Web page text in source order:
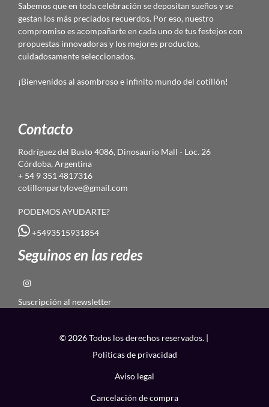
Sabemos que en toda celebración se depositan sueños y se
gestan los más preciados recuerdos. Por eso, nuestro
compromiso es acompañarte en cada uno de tus festejos con
propuestas innovadoras y los mejores productos,
cuidadosamente seleccionados.
¡Bienvenidos al asombroso e infinito mundo del cotillón!
Contacto
Rodríguez del Busto 4086, Dinosaurio Mall - Loc. 26
Córdoba, Argentina
+ 54 9 351 4817316
cotillonpartylove@gmail.com
PODEMOS AYUDARTE?
+5493515931854
Seguinos en las redes
Suscripción al newsletter
© 2026 Todos los derechos reservados. |
Políticas de privacidad
Aviso legal
Cancelación de compra